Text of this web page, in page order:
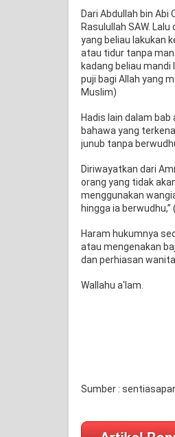
Dari Abdullah bin
Rasulullah SAW.
yang beliau lakukan
atau tidur tanpa
kadang beliau mandi
puji bagi Allah yang
Muslim)
Hadis lain dalam
bahawa yang
junub tanpa
Diriwayatkan dari
orang yang tidak
menggunakan
hingga ia
Haram hukumnya
atau mengenakan
dan perhiasan
Wallahu a'lam.
Sumber :